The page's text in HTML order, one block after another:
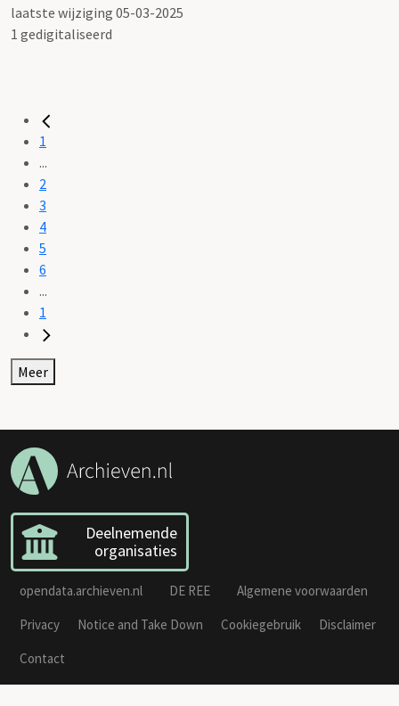
laatste wijziging 05-03-2025
1 gedigitaliseerd
1
...
2
3
4
5
6
...
1
Meer
Deelnemende
organisaties
opendata.archieven.nl DE REE
Algemene voorwaarden
Privacy
Notice and Take Down Cookiegebruik
Disclaimer
Contact